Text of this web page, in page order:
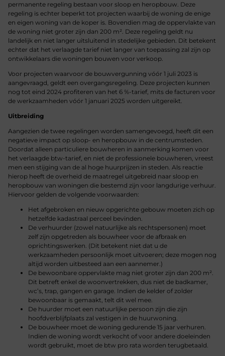
permanente regeling bestaan voor sloop en heropbouw. Deze
regeling is echter beperkt tot projecten waarbij de woning de enige
en eigen woning van de koper is. Bovendien mag de oppervlakte van
de woning niet groter zijn dan 200 m². Deze regeling geldt nu
landelijk en niet langer uitsluitend in stedelijke gebieden. Dit betekent
echter dat het verlaagde tarief niet langer van toepassing zal zijn op
ontwikkelaars die woningen bouwen voor verkoop.
Voor projecten waarvoor de bouwvergunning vóór 1 juli 2023 is
aangevraagd, geldt een overgangsregeling. Deze projecten kunnen
nog tot eind 2024 profiteren van het 6 %-tarief, mits de facturen voor
de werkzaamheden vóór 1 januari 2025 worden uitgereikt.
Uitbreiding
Aangezien de twee regelingen worden samengevoegd, heeft dit een
negatieve impact op sloop- en heropbouw in de centrumsteden.
Doordat alleen particuliere bouwheren in aanmerking komen voor
het verlaagde btw-tarief, en niet de professionele bouwheren, vreest
men een stijging van de al hoge huurprijzen in steden. Als reactie
hierop heeft de overheid de maatregel uitgebreid naar sloop en
heropbouw van woningen die bestemd zijn voor langdurige verhuur.
Hiervoor gelden de volgende voorwaarden:
Het afgebroken en nieuw opgerichte gebouw moeten zich op
hetzelfde kadastraal perceel bevinden.
De verhuurder (zowel natuurlijke als rechtspersonen) moet
zelf zijn opgetreden als bouwheer voor de afbraak en
oprichtingswerken. (Dit betekent niet dat u de
werkzaamheden persoonlijk moet uitvoeren; deze mogen nog
altijd worden uitbesteed aan een aannemer.)
De bewoonbare oppervlakte mag niet groter zijn dan 200 m².
Dit betreft enkel de woonvertrekken, dus niet de badkamer,
wc’s, trap, gangen en garage. Indien de kelder of zolder
bewoonbaar is gemaakt, telt dit wel mee.
De huurder moet een natuurlijke persoon zijn die zijn
hoofdverblijfplaats zal vestigen in de huurwoning.
De bouwheer moet de woning gedurende 15 jaar verhuren.
Indien de woning wordt verkocht of voor andere doeleinden
wordt gebruikt, moet de btw pro rata worden terugbetaald.